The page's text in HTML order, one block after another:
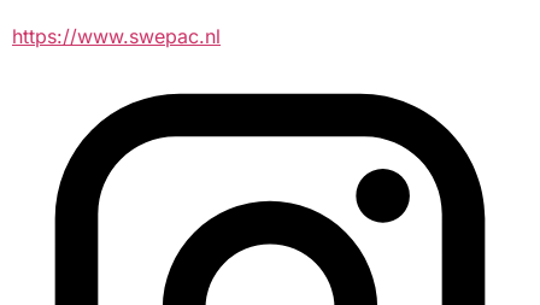
https://www.swepac.nl